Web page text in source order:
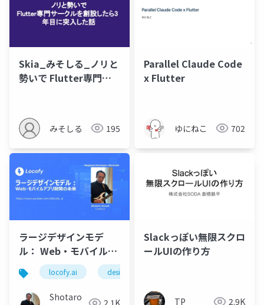
Skia_みそしる_ノリと
勢いで Flutter専門サ
みそしる 195
Parallel Claude Code
x Flutter
ゆにねこ 702
ラージデザインモデ
ル： Web・モバイルア
プリ開発の未来 on
Vibe Coding Catfe
locofy.ai designtocode
Shotaro
Slackっぽい無限スクロ
ールUIの作り方
TP 2.9K